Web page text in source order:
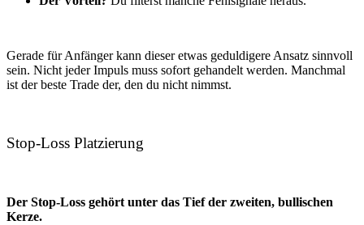
Gerade für Anfänger kann dieser etwas geduldigere Ansatz sinnvoll
sein. Nicht jeder Impuls muss sofort gehandelt werden. Manchmal
ist der beste Trade der, den du nicht nimmst.
Stop-Loss Platzierung
Der Stop-Loss gehört unter das Tief der zweiten, bullischen
Kerze.